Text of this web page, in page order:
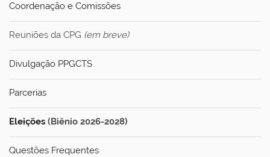
Coordenação e Comissões
Reuniões da CPG (em breve)
Divulgação PPGCTS
Parcerias
Eleições (Biênio 2026-2028)
Questões Frequentes